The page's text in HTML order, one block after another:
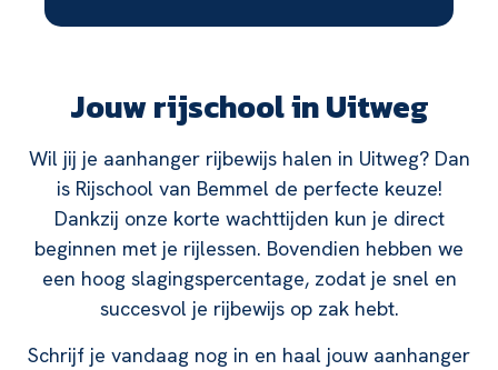
Jouw rijschool in Uitweg
Wil jij je aanhanger rijbewijs halen in Uitweg? Dan
is Rijschool van Bemmel de perfecte keuze!
Dankzij onze korte wachttijden kun je direct
beginnen met je rijlessen. Bovendien hebben we
een hoog slagingspercentage, zodat je snel en
succesvol je rijbewijs op zak hebt.
Schrijf je vandaag nog in en haal jouw aanhanger